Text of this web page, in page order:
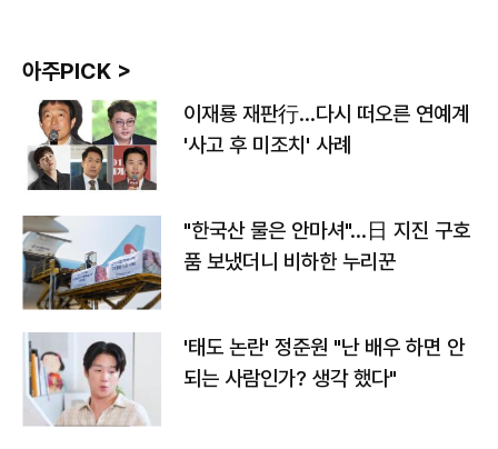
아주PICK >
이재룡 재판行…다시 떠오른 연예계
'사고 후 미조치' 사례
"한국산 물은 안마셔"…日 지진 구호
품 보냈더니 비하한 누리꾼
'태도 논란' 정준원 "난 배우 하면 안
되는 사람인가? 생각 했다"